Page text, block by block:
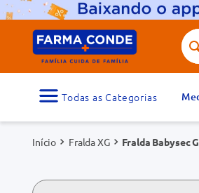
O que você
Fralda XG Fralda Babysec
Termos
1
5º